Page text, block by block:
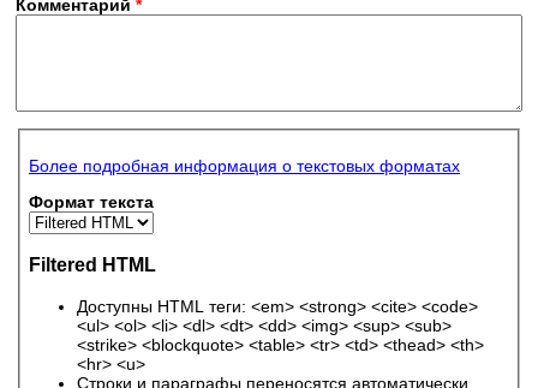
Комментарий *
Более подробная информация о текстовых форматах
Формат текста
Filtered HTML
Доступны HTML теги: <em> <strong> <cite> <code>
<ul> <ol> <li> <dl> <dt> <dd> <img> <sup> <sub>
<strike> <blockquote> <table> <tr> <td> <thead> <th>
<hr> <u>
Строки и параграфы переносятся автоматически.